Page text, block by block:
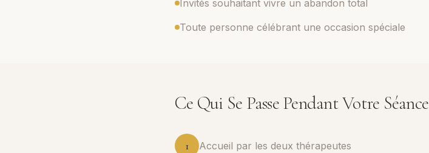
Invités souhaitant vivre un abandon total
Toute personne célébrant une occasion spéciale
Ce Qui Se Passe Pendant Votre Séance
1 Accueil par les deux thérapeutes